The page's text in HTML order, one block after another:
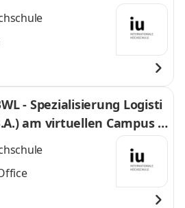
- Spezialisierung Logisti
am virtuellen Campus -
KG